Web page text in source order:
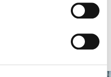
Cię, byś nadal
Volvo i korzystał